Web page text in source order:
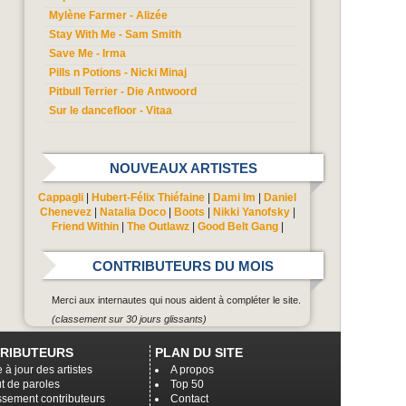
Mylène Farmer - Alizée
Stay With Me - Sam Smith
Save Me - Irma
Pills n Potions - Nicki Minaj
Pitbull Terrier - Die Antwoord
Sur le dancefloor - Vitaa
NOUVEAUX ARTISTES
Cappagli Hubert-Félix Thiéfaine Dami Im
Daniel
Chenevez| Natalia Doco| Boots Nikki Yanofsky|
Friend Within| The Outlawz| Good Belt Gang|
CONTRIBUTEURS DU MOIS
Merci aux internautes qui nous aident à compléter le site.
(classement sur 30 jours glissants)
PLAN DU SITE
A propos
Top 50
Contact
à jour des artistes
de paroles
contributeurs